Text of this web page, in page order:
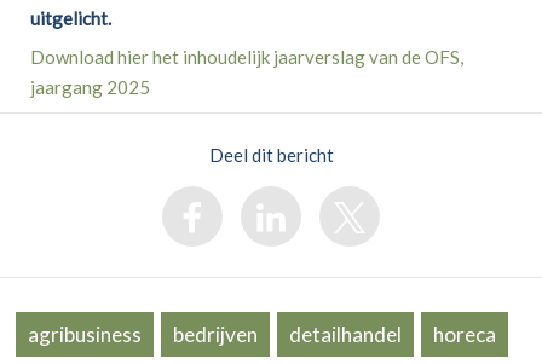
uitgelicht.
Download hier het inhoudelijk jaarverslag van de OFS,
jaargang 2025
Deel dit bericht
agribusiness bedrijven detailhandel horeca